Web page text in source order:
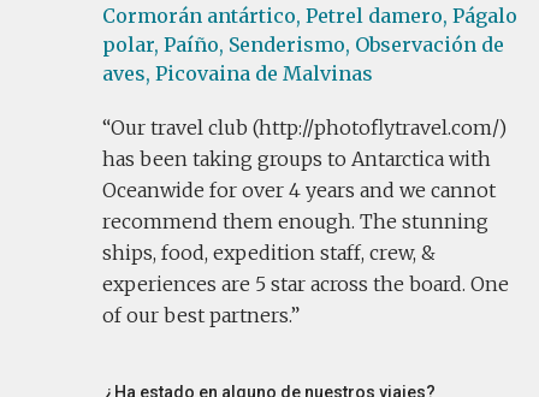
Cormorán antártico, Petrel damero, Págalo
polar, Paíño, Senderismo, Observación de
aves, Picovaina de Malvinas
Our travel club (http://photoflytravel.com/)
has been taking groups to Antarctica with
Oceanwide for over 4 years and we cannot
recommend them enough. The stunning
ships, food, expedition staff, crew, &
experiences are 5 star across the board. One
of our best partners.
¿Ha estado en alguno de nuestros viajes?